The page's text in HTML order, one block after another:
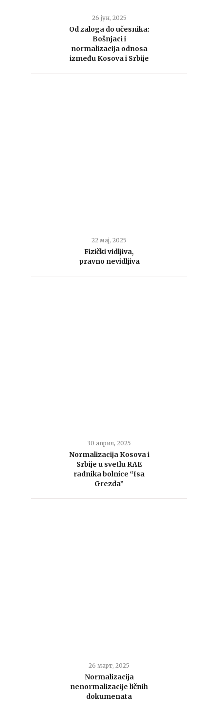
26 јун, 2025
Od zaloga do učesnika:
Bošnjaci i
normalizacija odnosa
između Kosova i Srbije
22 мај, 2025
Fizički vidljiva,
pravno nevidljiva
30 април, 2025
Normalizacija Kosova i
Srbije u svetlu RAE
radnika bolnice “Isa
Grezda”
26 март, 2025
Normalizacija
nenormalizacije ličnih
dokumenata